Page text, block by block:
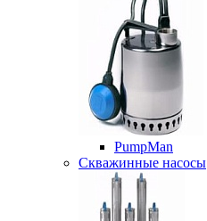
PumpMan
Скважинные насосы